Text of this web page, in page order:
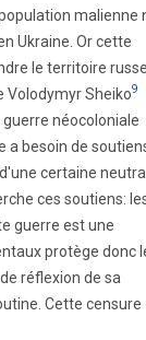
malienne
Ukraine. Or cette
le territoire
Volodymyr Sheiko9
néocoloniale
a besoin de
certaine
ces soutiens:
guerre est une
protège donc
réflexion de sa
Cette censure